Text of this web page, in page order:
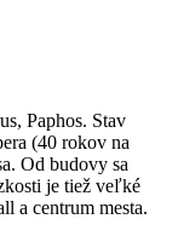
Paphos. Stav
(40 rokov na
Od budovy sa
je tiež veľké
a centrum mesta.